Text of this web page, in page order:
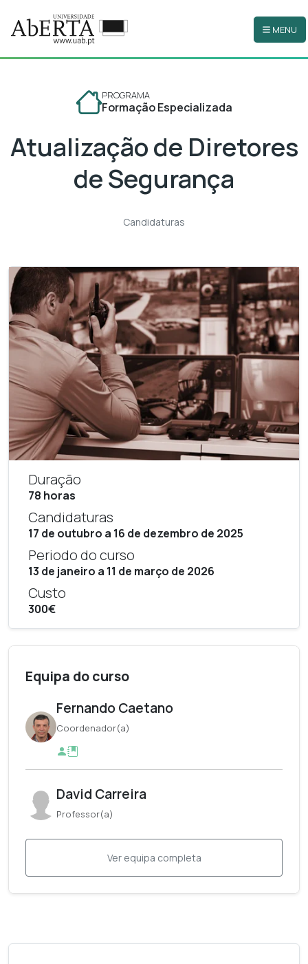
Ir para o conteúdo principal MENU
PROGRAMA
Formação Especializada
Atualização de Diretores
de Segurança
Candidaturas
Duração
78 horas
Candidaturas
17 de outubro a 16 de dezembro de 2025
Periodo do curso
13 de janeiro a 11 de março de 2026
Custo
300€
Equipa do curso
Fernando Caetano
Coordenador(a)
David Carreira
Professor(a)
Ver equipa completa